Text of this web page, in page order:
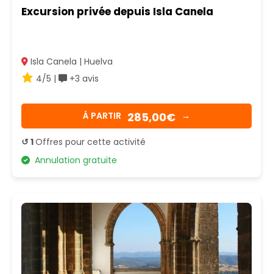
Excursion privée depuis Isla Canela
Isla Canela | Huelva
4/5 |
+3 avis
Á PARTIR 285,00€ →
↺ 1Offres pour cette activité
Annulation gratuite